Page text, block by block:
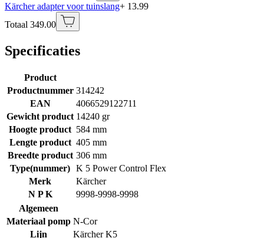
Kärcher adapter voor tuinslang+ 13.99
Totaal 349.00
Specificaties
Product
Productnummer 314242
EAN
4066529122711
Gewicht product 14240 gr
Hoogte product 584 mm
Lengte product 405 mm
Breedte product 306 mm
Type(nummer) K 5 Power Control Flex
Merk
Kärcher
N P K
9998-9998-9998
Algemeen
Materiaal pomp N-Cor
Lijn
Kärcher K5